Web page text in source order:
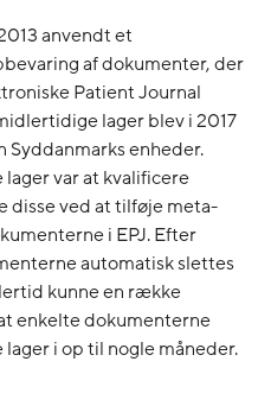
anvendt et
af dokumenter, der
Patient Journal
lager blev i 2017
enheder.
var at kvalificere
disse ved at tilføje meta-
i EPJ. Efter
automatisk slettes
kunne en række
enkelte dokumenterne
i op til nogle måneder.